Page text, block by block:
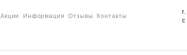
Акции Информация Отзывы Контакты
с